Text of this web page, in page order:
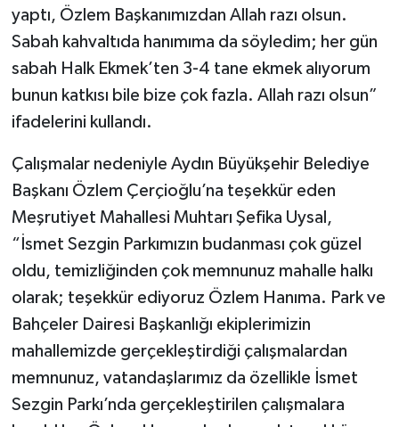
yaptı, Özlem Başkanımızdan Allah razı olsun.
Sabah kahvaltıda hanımıma da söyledim; her gün
sabah Halk Ekmek’ten 3-4 tane ekmek alıyorum
bunun katkısı bile bize çok fazla. Allah razı olsun”
ifadelerini kullandı.
Çalışmalar nedeniyle Aydın Büyükşehir Belediye
Başkanı Özlem Çerçioğlu’na teşekkür eden
Meşrutiyet Mahallesi Muhtarı Şefika Uysal,
“İsmet Sezgin Parkımızın budanması çok güzel
oldu, temizliğinden çok memnunuz mahalle halkı
olarak; teşekkür ediyoruz Özlem Hanıma. Park ve
Bahçeler Dairesi Başkanlığı ekiplerimizin
mahallemizde gerçekleştirdiği çalışmalardan
memnunuz, vatandaşlarımız da özellikle İsmet
Sezgin Parkı’nda gerçekleştirilen çalışmalara